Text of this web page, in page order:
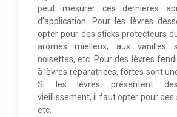
peut mesurer ces dernières
d’application. Pour les lèvres
opter pour des sticks protecteurs
arômes mielleux, aux vanilles
noisettes, etc. Pour des lèvres
à lèvres réparatrices, fortes sont
Si les lèvres présentent
vieillissement, il faut opter pour des
etc.